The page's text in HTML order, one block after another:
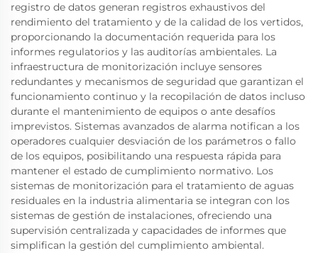
registro de datos generan registros exhaustivos del
rendimiento del tratamiento y de la calidad de los vertidos,
proporcionando la documentación requerida para los
informes regulatorios y las auditorías ambientales. La
infraestructura de monitorización incluye sensores
redundantes y mecanismos de seguridad que garantizan el
funcionamiento continuo y la recopilación de datos incluso
durante el mantenimiento de equipos o ante desafíos
imprevistos. Sistemas avanzados de alarma notifican a los
operadores cualquier desviación de los parámetros o fallo
de los equipos, posibilitando una respuesta rápida para
mantener el estado de cumplimiento normativo. Los
sistemas de monitorización para el tratamiento de aguas
residuales en la industria alimentaria se integran con los
sistemas de gestión de instalaciones, ofreciendo una
supervisión centralizada y capacidades de informes que
simplifican la gestión del cumplimiento ambiental.